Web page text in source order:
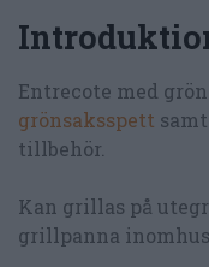
Entrecote med
grönsaksspett samt
tillbehör.
Kan grillas på
grillpanna inomhus.